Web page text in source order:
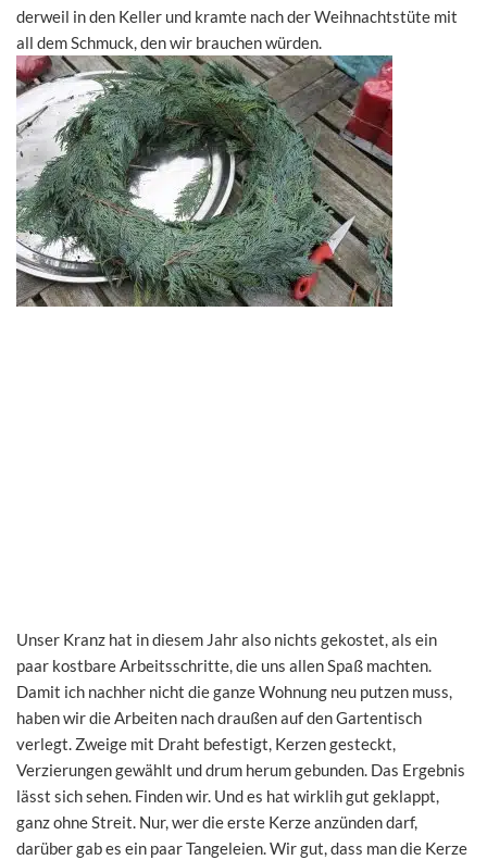
derweil in den Keller und kramte nach der Weihnachtstüte mit
all dem Schmuck, den wir brauchen würden.
Unser Kranz hat in diesem Jahr also nichts gekostet, als ein
paar kostbare Arbeitsschritte, die uns allen Spaß machten.
Damit ich nachher nicht die ganze Wohnung neu putzen muss,
haben wir die Arbeiten nach draußen auf den Gartentisch
verlegt. Zweige mit Draht befestigt, Kerzen gesteckt,
Verzierungen gewählt und drum herum gebunden. Das Ergebnis
lässt sich sehen. Finden wir. Und es hat wirklih gut geklappt,
ganz ohne Streit. Nur, wer die erste Kerze anzünden darf,
darüber gab es ein paar Tangeleien. Wir gut, dass man die Kerze